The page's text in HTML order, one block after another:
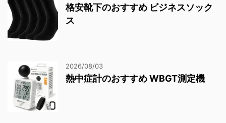
格安靴下のおすすめ ビジネスソック
ス
2026/08/03
熱中症計のおすすめ WBGT測定機